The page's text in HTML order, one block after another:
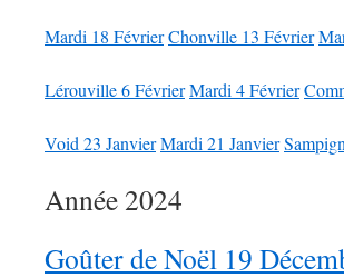
Mardi 18 FévrierChonville 13 Février
Lérouville 6 FévrierMardi 4 Février
Void 23 JanvierMardi 21 Janvier
Année 2024
Goûter de Noël 19